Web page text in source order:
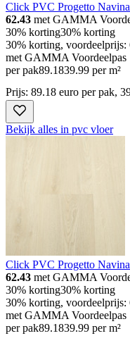
Click PVC Progetto
62.43 met GAMMA
30% korting30% korting
30% korting, voordeelprijs:
met GAMMA Voordeelpas
per pak89.1839.99 per m²
Prijs: 89.18 euro per pak,
Bekijk alles in pvc vloer
Click PVC Progetto
62.43 met GAMMA
30% korting30% korting
30% korting, voordeelprijs:
met GAMMA Voordeelpas
per pak89.1839.99 per m²